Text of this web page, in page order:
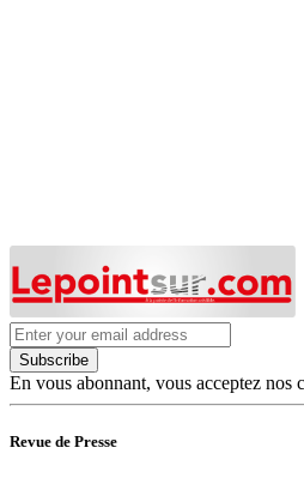
Subscribe
En vous abonnant, vous acceptez nos
Revue de Presse